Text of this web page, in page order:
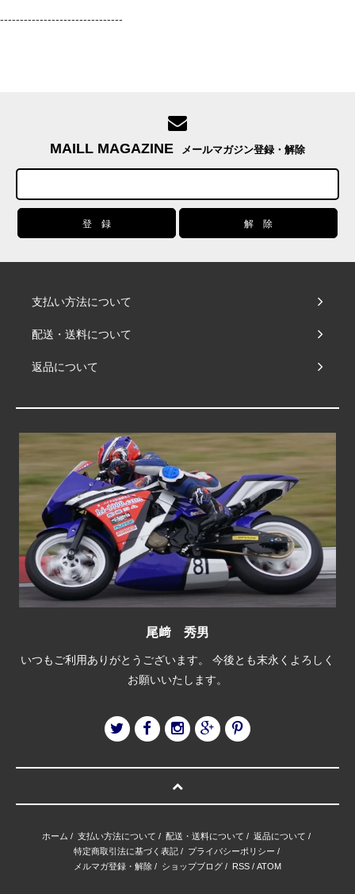
-------------------------------
MAILL MAGAZINE メールマガジン登録・解除
支払い方法について
配送・送料について
返品について
尾﨑 秀男
いつもご利用ありがとうございます。 今後とも末永くよろしく
お願いいたします。
ホーム / 支払い方法について / 配送・送料について / 返品について /
特定商取引法に基づく表記/ プライバシーポリシー /
メルマガ登録・解除 / ショップブログ / RSS / ATOM